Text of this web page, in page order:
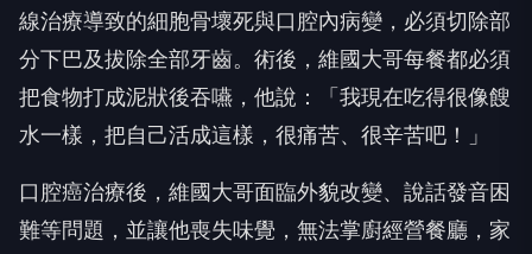
線治療導致的細胞骨壞死與口腔內病變，必須切除部
分下巴及拔除全部牙齒。術後，維國大哥每餐都必須
把食物打成泥狀後吞嚥，他說：「我現在吃得很像餿
水一樣，把自己活成這樣，很痛苦、很辛苦吧！」
口腔癌治療後，維國大哥面臨外貌改變、說話發音困
難等問題，並讓他喪失味覺，無法掌廚經營餐廳，家